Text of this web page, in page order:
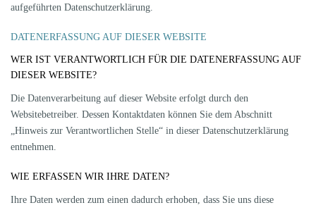
aufgeführten Datenschutzerklärung.
DATENERFASSUNG AUF DIESER WEBSITE
WER IST VERANTWORTLICH FÜR DIE DATENERFASSUNG AUF
DIESER WEBSITE?
Die Datenverarbeitung auf dieser Website erfolgt durch den
Websitebetreiber. Dessen Kontaktdaten können Sie dem Abschnitt
„Hinweis zur Verantwortlichen Stelle“ in dieser Datenschutzerklärung
entnehmen.
WIE ERFASSEN WIR IHRE DATEN?
Ihre Daten werden zum einen dadurch erhoben, dass Sie uns diese